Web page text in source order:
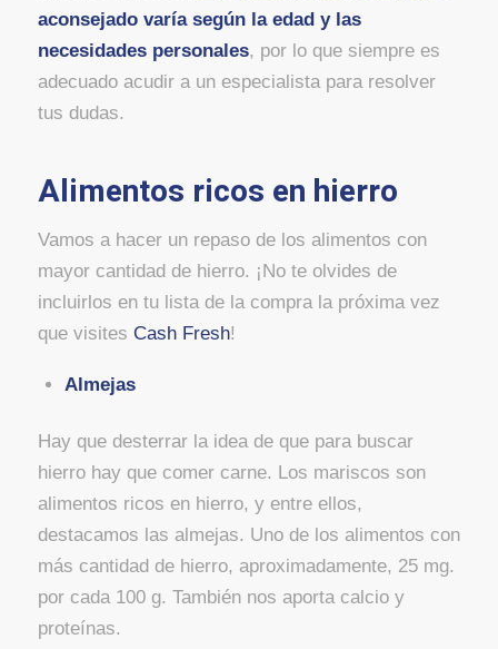
aconsejado varía según la edad y las
necesidades personales, por lo que siempre es
adecuado acudir a un especialista para resolver
tus dudas.
Alimentos ricos en hierro
Vamos a hacer un repaso de los alimentos con
mayor cantidad de hierro. ¡No te olvides de
incluirlos en tu lista de la compra la próxima vez
que visites Cash Fresh!
Almejas
Hay que desterrar la idea de que para buscar
hierro hay que comer carne. Los mariscos son
alimentos ricos en hierro, y entre ellos,
destacamos las almejas. Uno de los alimentos con
más cantidad de hierro, aproximadamente, 25 mg.
por cada 100 g. También nos aporta calcio y
proteínas.